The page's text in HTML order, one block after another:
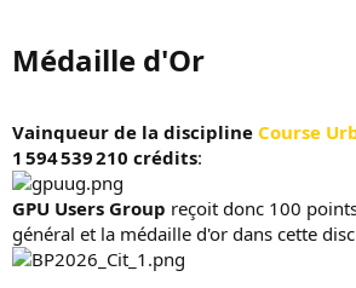
Médaille d'Or​
Vainqueur de la discipline Course
1 594 539 210 crédits:
GPU Users Group reçoit donc 100
général et la médaille d'or dans cette